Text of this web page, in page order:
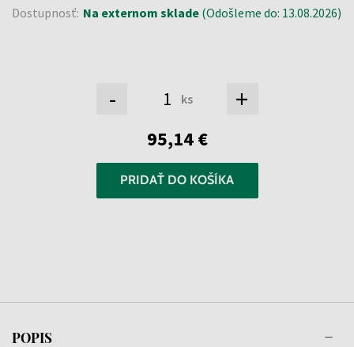
Dostupnosť: Na externom sklade (Odošleme do: 13.08.2026)
- ks +
95,14 €
PRIDAŤ DO KOŠÍKA
POPIS